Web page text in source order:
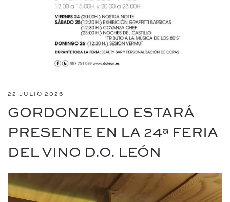
22 JULIO 2026
GORDONZELLO ESTARÁ
PRESENTE EN LA 24ª FERIA
DEL VINO D.O. LEÓN